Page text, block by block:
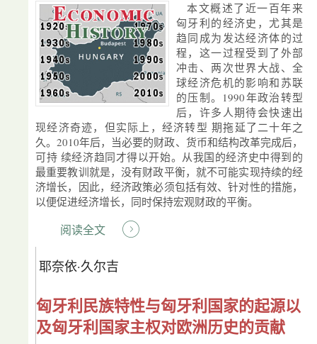
本文概述了近一百年来
匈牙利的经济史，尤其是
趋同成为发达经济体的过
程，这一过程受到了外部
冲击、两次世界大战、全
球经济危机的影响和苏联
的压制。1990年政治转型
后，许多人期待会快速出
现经济奇迹，但实际上，经济转型 期拖延了二十年之
久。2010年后，当必要的财政、货币和结构改革完成后，
可持 续经济趋同才得以开始。从我国的经济史中得到的
最重要教训就是，没有财政平衡，就不可能实现持续的经
济增长，因此，经济政策必须包括有效、针对性的措施，
以便促进经济增长，同时保持宏观财政的平衡。
阅读全文
耶奈依·久尔吉
匈牙利民族特性与匈牙利国家的起源以
及匈牙利国家主权对欧洲历史的贡献